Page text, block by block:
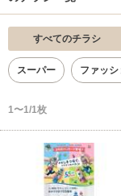
すべてのチラシ
スーパー ファッシ
1〜1/1枚